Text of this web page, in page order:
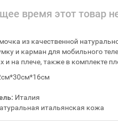
время этот товар
из качественной
и карман для мобильного
и на плече, также в комплекте
Италия
итальянская кожа